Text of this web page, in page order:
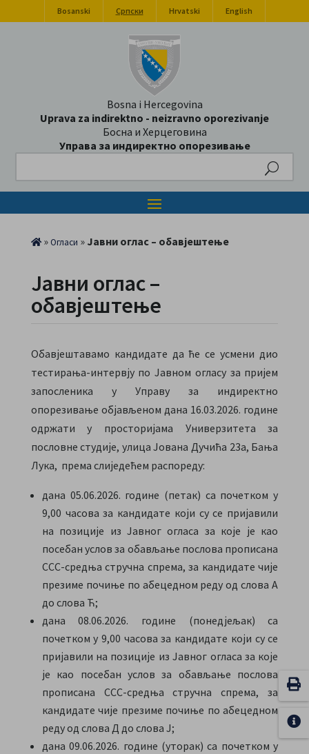
Bosanski Српски Hrvatski English
Bosna i Hercegovina
Uprava za indirektno - neizravno oporezivanje
Босна и Херцеговина
Управа за индиректно опорезивање
»Огласи » Јавни оглас – обавјештење
Јавни оглас –
обавјештење
Обавјештавамо кандидате да ће се усмени дио
тестирања-интервју по Јавном огласу за пријем
запосленика у Управу за индиректно
опорезивање објављеном дана 16.03.2026. године
одржати у просторијама Универзитета за
пословне студије, улица Јована Дучића 23а, Бања
Лука, према слиједећем распореду:
дана 05.06.2026. године (петак) са почетком у
9,00 часова за кандидате који су се пријавили
на позиције из Јавног огласа за које је као
посебан услов за обављање послова прописана
ССС-средња стручна спрема, за кандидате чије
презиме почиње по абецедном реду од слова А
до слова Ћ;
дана 08.06.2026. године (понедјељак) са
почетком у 9,00 часова за кандидате који су се
пријавили на позиције из Јавног огласа за које
је као посебан услов за обављање послова
прописана ССС-средња стручна спрема, за
кандидате чије презиме почиње по абецедном
реду од слова Д до слова Ј;
дана 09.06.2026. године (уторак) са почетком у